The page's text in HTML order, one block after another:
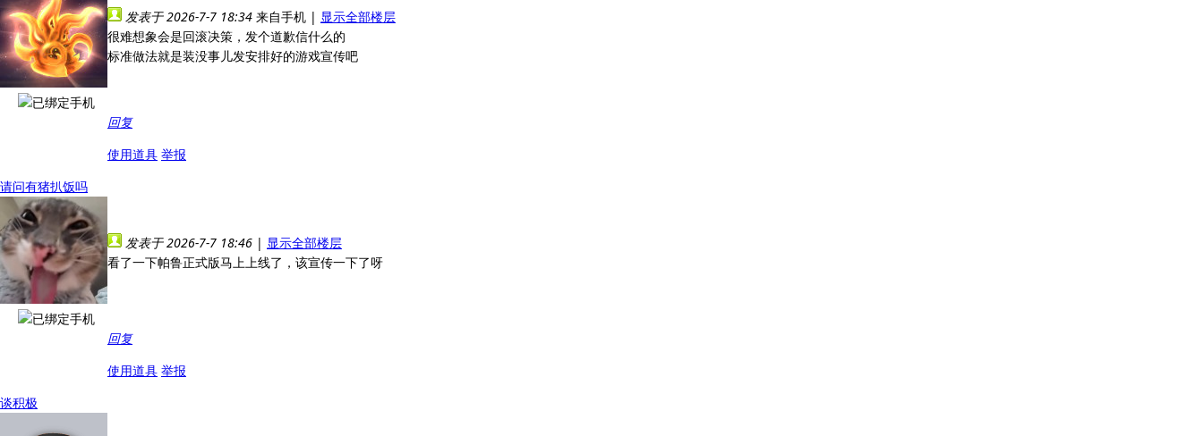
发表于 2026-7-7 18:34 来自手机 | 显示全部楼层
很难想象会是回滚决策，发个道歉信什么的
标准做法就是装没事儿发安排好的游戏宣传吧
回复
使用道具 举报
请问有猪扒饭吗
发表于 2026-7-7 18:46 | 显示全部楼层
看了一下帕鲁正式版马上上线了，该宣传一下了呀
回复
使用道具 举报
谈积极